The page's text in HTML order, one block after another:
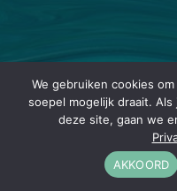
We gebruiken cookies
soepel mogelijk draait.
deze site, gaan we
AKKOORD